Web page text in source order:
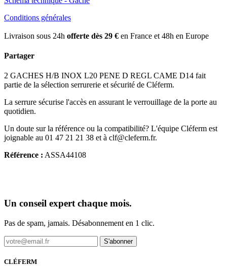
Conditions générales
Livraison sous 24h offerte dès 29 € en France et 48h en Europe
Partager
2 GACHES H/B INOX L20 PENE D REGL CAME D14 fait
partie de la sélection serrurerie et sécurité de Cléferm.
La serrure sécurise l'accès en assurant le verrouillage de la porte au
quotidien.
Un doute sur la référence ou la compatibilité? L'équipe Cléferm est
joignable au 01 47 21 21 38 et à clf@cleferm.fr.
Référence : ASSA44108
Un conseil expert chaque mois.
Pas de spam, jamais. Désabonnement en 1 clic.
S'abonner
CLÉFERM